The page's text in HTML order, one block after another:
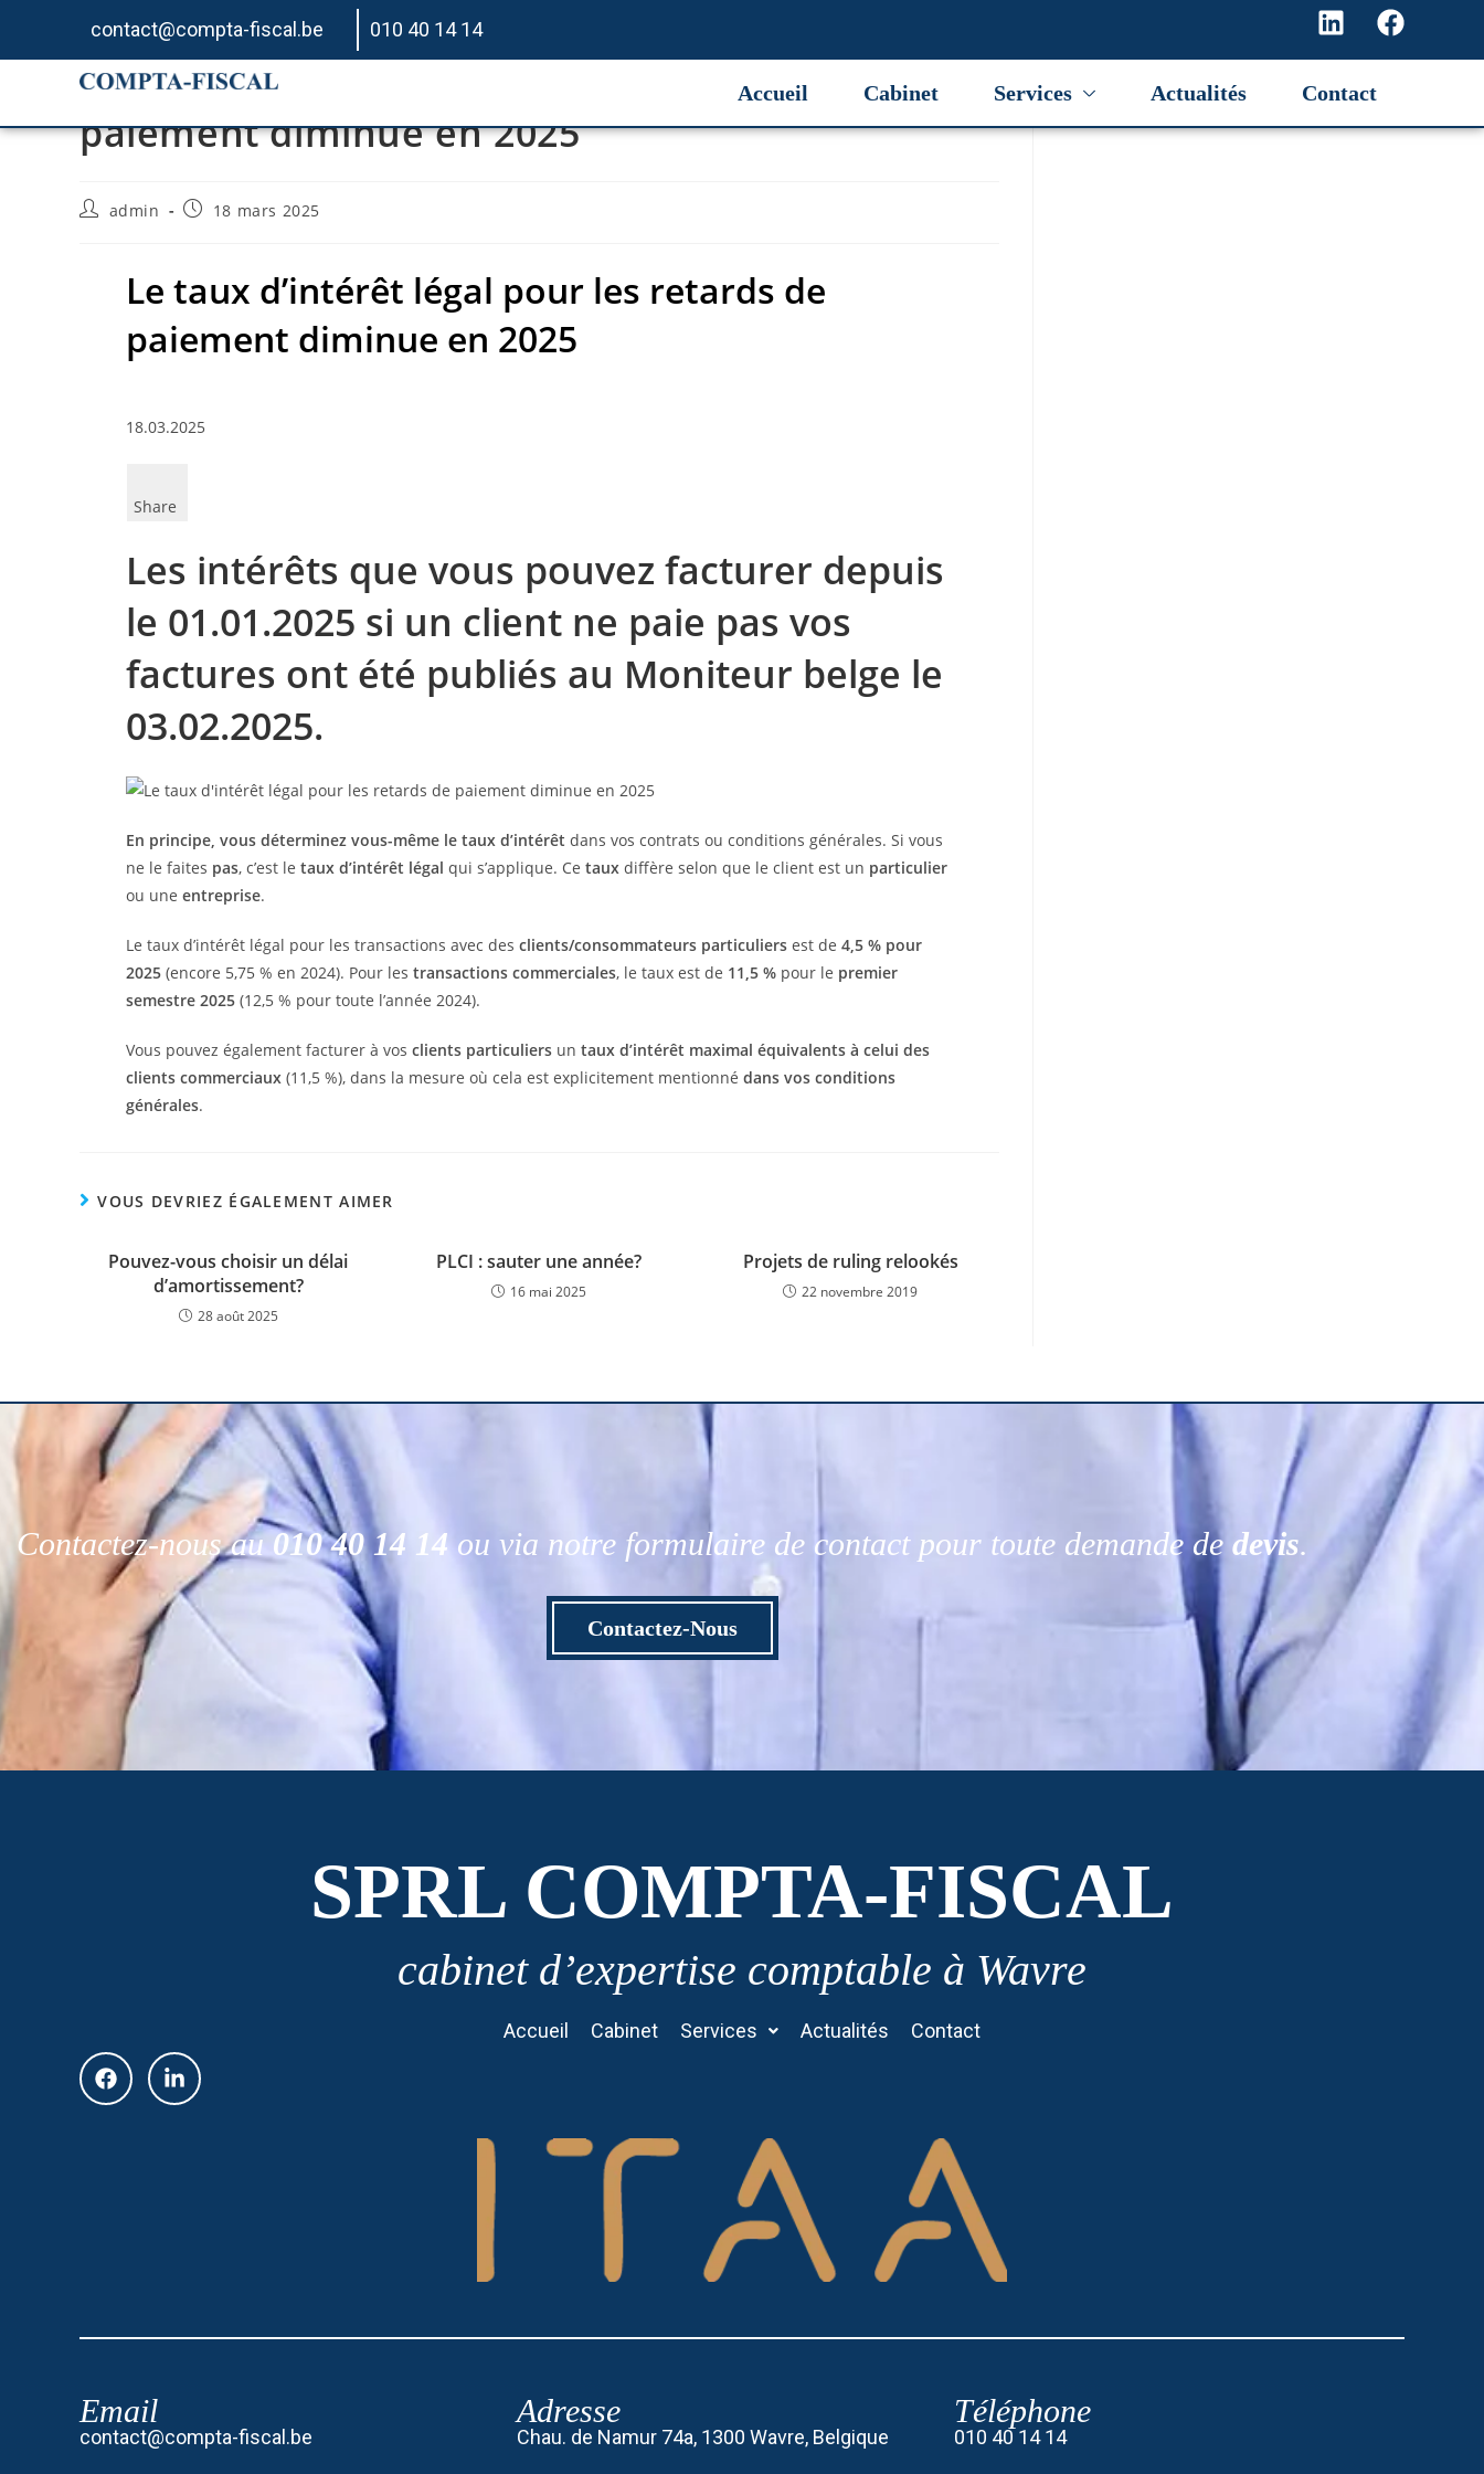
contact@compta-fiscal.be 010 40 14 14
Accueil Cabinet Services Actualités Contact
Le taux d’intérêt légal pour les retards de
paiement diminue en 2025
admin 18 mars 2025
Le taux d’intérêt légal pour les retards de
paiement diminue en 2025
18.03.2025
Share
Les intérêts que vous pouvez facturer depuis
le 01.01.2025 si un client ne paie pas vos
factures ont été publiés au Moniteur belge le
03.02.2025.
En principe, vous déterminez vous-même le taux d’intérêt dans vos contrats ou conditions générales. Si vous
ne le faites pas, c’est le taux d’intérêt légal qui s’applique. Ce taux diffère selon que le client est un particulier
ou une entreprise.
Le taux d’intérêt légal pour les transactions avec des clients/consommateurs particuliers est de 4,5 % pour
2025(encore 5,75 % en 2024). Pour les transactions commerciales, le taux est de 11,5 %pour le premier
semestre 2025(12,5 % pour toute l’année 2024).
Vous pouvez également facturer à vos clients particuliersun taux d’intérêt maximal équivalents à celui des
clients commerciaux (11,5 %), dans la mesure où cela est explicitement mentionné dans vos conditions
générales.
VOUS DEVRIEZ ÉGALEMENT AIMER
Pouvez-vous choisir un délai
d’amortissement?
28 août 2025
PLCI : sauter une année?
16 mai 2025
Projets de ruling relookés
22 novembre 2019
Contactez-nous au010 40 14 14 ou via notre formulaire de contact pour toute demande de devis.
Contactez-Nous
SPRL COMPTA-FISCAL
cabinet d’expertise comptable à Wavre
Accueil Cabinet Services Actualités Contact
Email
contact@compta-fiscal.be
Adresse
Chau. de Namur 74a, 1300 Wavre, Belgique
Téléphone
010 40 14 14